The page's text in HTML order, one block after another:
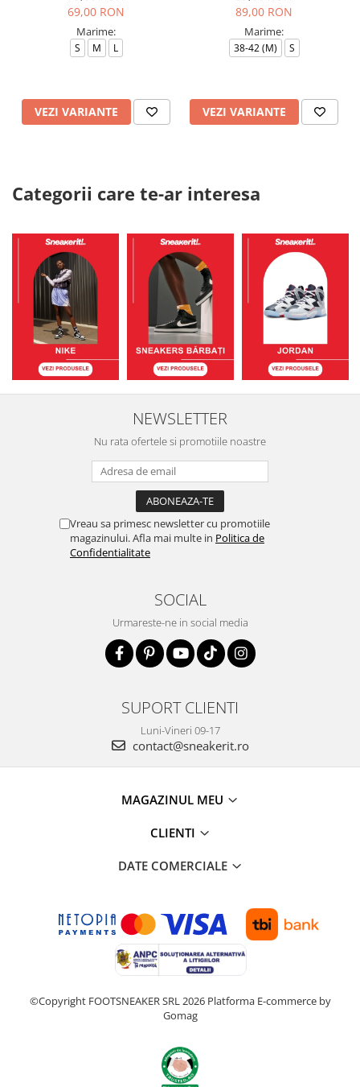
69,00 RON
Marime:
S M L
VEZI VARIANTE
89,00 RON
Marime:
38-42 (M) S
VEZI VARIANTE
Categorii care te-ar interesa
NEWSLETTER
Nu rata ofertele si promotiile noastre
Vreau sa primesc newsletter cu promotiile
magazinului. Afla mai multe in Politica de
Confidentialitate
SOCIAL
Urmareste-ne in social media
SUPORT CLIENTI
Luni-Vineri 09-17
contact@sneakerit.ro
MAGAZINUL MEU
CLIENTI
DATE COMERCIALE
©Copyright FOOTSNEAKER SRL 2026 Platforma E-commerce by
Gomag